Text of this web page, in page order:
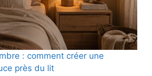
: comment créer une
près du lit